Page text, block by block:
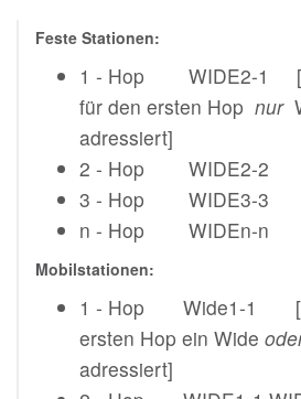
Feste Stationen:
1 - Hop WIDE2-1
für den ersten Hop nur
adressiert]
2 - Hop WIDE2-2
3 - Hop WIDE3-3
n - Hop WIDEn-n
Mobilstationen:
1 - Hop Wide1-1
ersten Hop ein Wide
adressiert]